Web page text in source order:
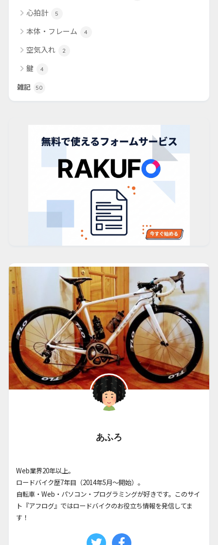
心拍計 5
本体・フレーム 4
空気入れ 2
鍵 4
雑記 50
あふろ
Web業界20年以上。
ロードバイク歴7年目（2014年5月〜開始）。
自転車・Web・パソコン・プログラミングが好きです。このサイ
ト『アフログ』ではロードバイクのお役立ち情報を発信してま
す！